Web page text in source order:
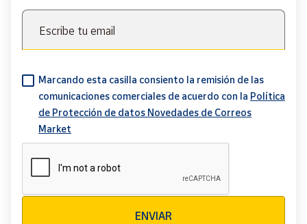
Escribe tu email
Marcando esta casilla consiento la remisión de las
comunicaciones comerciales de acuerdo con la Política
de Protección de datos Novedades de Correos
Market
ENVIAR